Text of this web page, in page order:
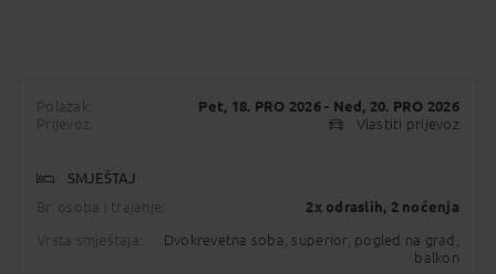
Polazak: Pet, 18. PRO 2026- Ned, 20. PRO 2026
Prijevoz:
Vlastiti prijevoz
SMJEŠTAJ
Br. osoba i trajanje:
2x odraslih, 2 noćenja
Vrsta smještaja:
Dvokrevetna soba, superior, pogled na grad,
balkon